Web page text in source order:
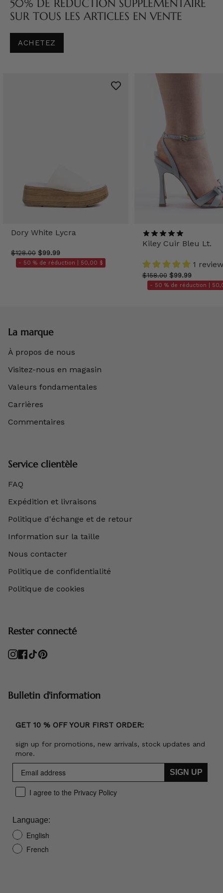
50% DE RÉDUCTION SUPPLÉMENTAIRE
SUR TOUS LES ARTICLES EN VENTE
ACHETEZ
Dory White Lycra
$128.00 $99.99
- 50 % de réduction | 50,00 $
Kiley Cuir Bleu Lt.
1 review
$158.00 $99.99
- 50 % de réduction |
La marque
À propos de nous
Visitez-nous en magasin
Valeurs fondamentales
Carrières
Commentaires
Service clientèle
FAQ
Expédition et livraisons
Politique d'échange et de retour
Information sur la taille
Nous contacter
Politique de confidentialité
Politique de cookies
Rester connecté
Instagram
Facebook
TikTokPinterest
Bulletin d'information
GET 10 % OFF YOUR FIRST ORDER:
sign up for promotions, new arrivals, stock updates and
more.
SIGN UP
I agree to the Privacy Policy
Language:
English
French